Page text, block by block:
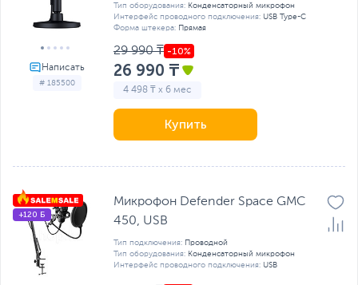
# 185500
Тип оборудования: Конденсаторный микрофон
Интерфейс проводного подключения: USB Type-C
Форма штекера: Прямая
29 990 ₸
26 990 ₸
4 498 ₸ x 6 мес
Купить
+120 Б
Микрофон Defender Space GMC
450, USB
Тип подключения: Проводной
Тип оборудования: Конденсаторный микрофон
Интерфейс проводного подключения: USB